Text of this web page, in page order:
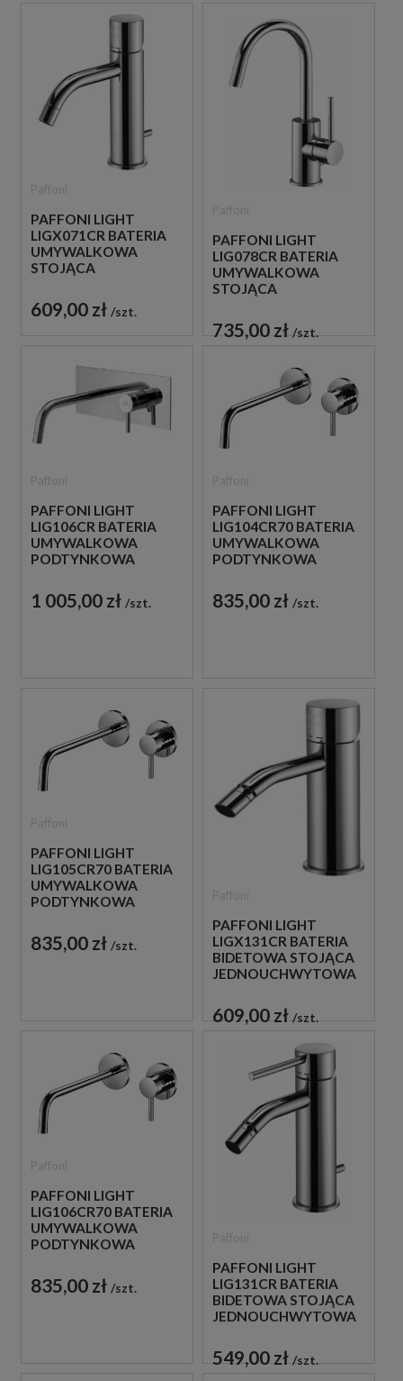
PAFFONI LIGHT
LIGX071CR BATERIA
UMYWALKOWA
STOJĄCA
CHROM
609,00 zł szt.
PAFFONI LIGHT
LIG078CR BATERIA
UMYWALKOWA
STOJĄCA
CHROM
735,00 zł szt.
PAFFONI LIGHT
LIG106CR BATERIA
UMYWALKOWA
PODTYNKOWA
CHROM
1 005,00 zł szt.
PAFFONI LIGHT
LIG104CR70 BATERIA
UMYWALKOWA
PODTYNKOWA
CHROM
835,00 zł szt.
PAFFONI LIGHT
LIG105CR70 BATERIA
UMYWALKOWA
PODTYNKOWA
CHROM
835,00 zł szt.
PAFFONI LIGHT
LIGX131CR BATERIA
BIDETOWA STOJĄCA
JEDNOUCHWYTOWA
609,00 zł szt.
PAFFONI LIGHT
LIG106CR70 BATERIA
UMYWALKOWA
PODTYNKOWA
CHROM
835,00 zł szt.
PAFFONI LIGHT
LIG131CR BATERIA
BIDETOWA STOJĄCA
JEDNOUCHWYTOWA
549,00 zł szt.